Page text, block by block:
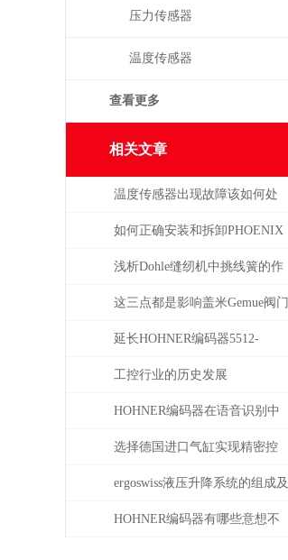
压力传感器
温度传感器
查看更多
相关文章
温度传感器出现故障该如何处
理
如何正确安装和拆卸PHOENIX
菲尼克斯连接器？
浅析Dohle缝纫机中挑线簧的作
用
这三点都是影响盖米Gemue阀门
价格的主要因素
延长HOHNER编码器5512-
05FR-0800使用寿命的保养秘诀
工控行业的历史发展
HOHNER编码器在语音识别中
有什么应用
选择德国进口气缸实现精密控
制和动力传输
ergoswiss液压升降系统的组成及
其作用
HOHNER编码器有哪些意想不